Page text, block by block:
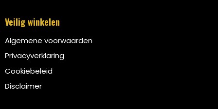
Veilig winkelen
Algemene voorwaarden
Privacyverklaring
Cookiebeleid
Disclaimer